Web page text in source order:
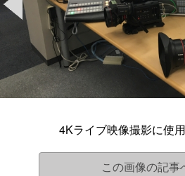
4Kライブ映像撮影に使
この画像の記事